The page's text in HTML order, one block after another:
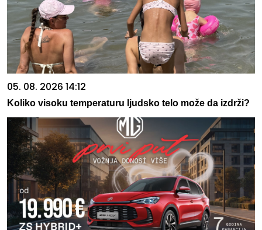
05. 08. 2026 14:12
Koliko visoku temperaturu ljudsko telo može da izdrži?